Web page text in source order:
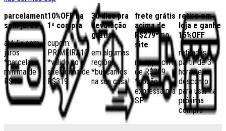
parcelamento
sem juros
até 5x sem
juros
*parcela
mínima de
R$40
10%OFF na
1ª compra
cupom:
PRIMEIRA10
*válido no
site acima de
R$319
30 dias pra
devolução
grátis
em algumas
regiões,
*buscamos
na sua casa!
frete grátis
acima de
R$279* no
site
no app acima
de R$259
*opção
expressa pra
SP
retire em
loja e ganhe
15%OFF
retiradas a
partir de 3
horas e
desconto
para usar na
próxima
compra